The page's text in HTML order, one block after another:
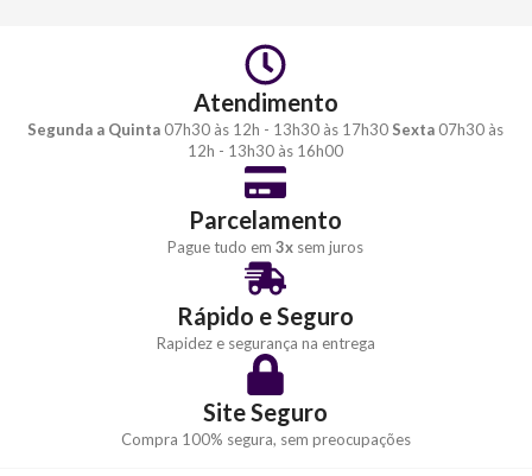
Atendimento
Segunda a Quinta 07h30 às 12h - 13h30 às 17h30 Sexta 07h30 às
12h - 13h30 às 16h00
Parcelamento
Pague tudo em3x sem juros
Rápido e Seguro
Rapidez e segurança na entrega
Site Seguro
Compra 100% segura, sem preocupações